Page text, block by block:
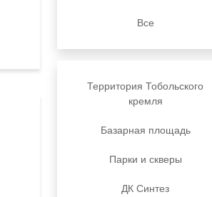
Все
Территория Тобольского
кремля
Базарная площадь
Парки и скверы
ДК Синтез